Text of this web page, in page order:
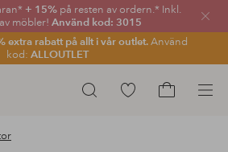
+ 15% på resten av ordern.* Inkl.
möbler! Använd kod: 3015
extra rabatt på allt i vår outlet.Använd
kod: ALLOUTLET
Sök
Gå